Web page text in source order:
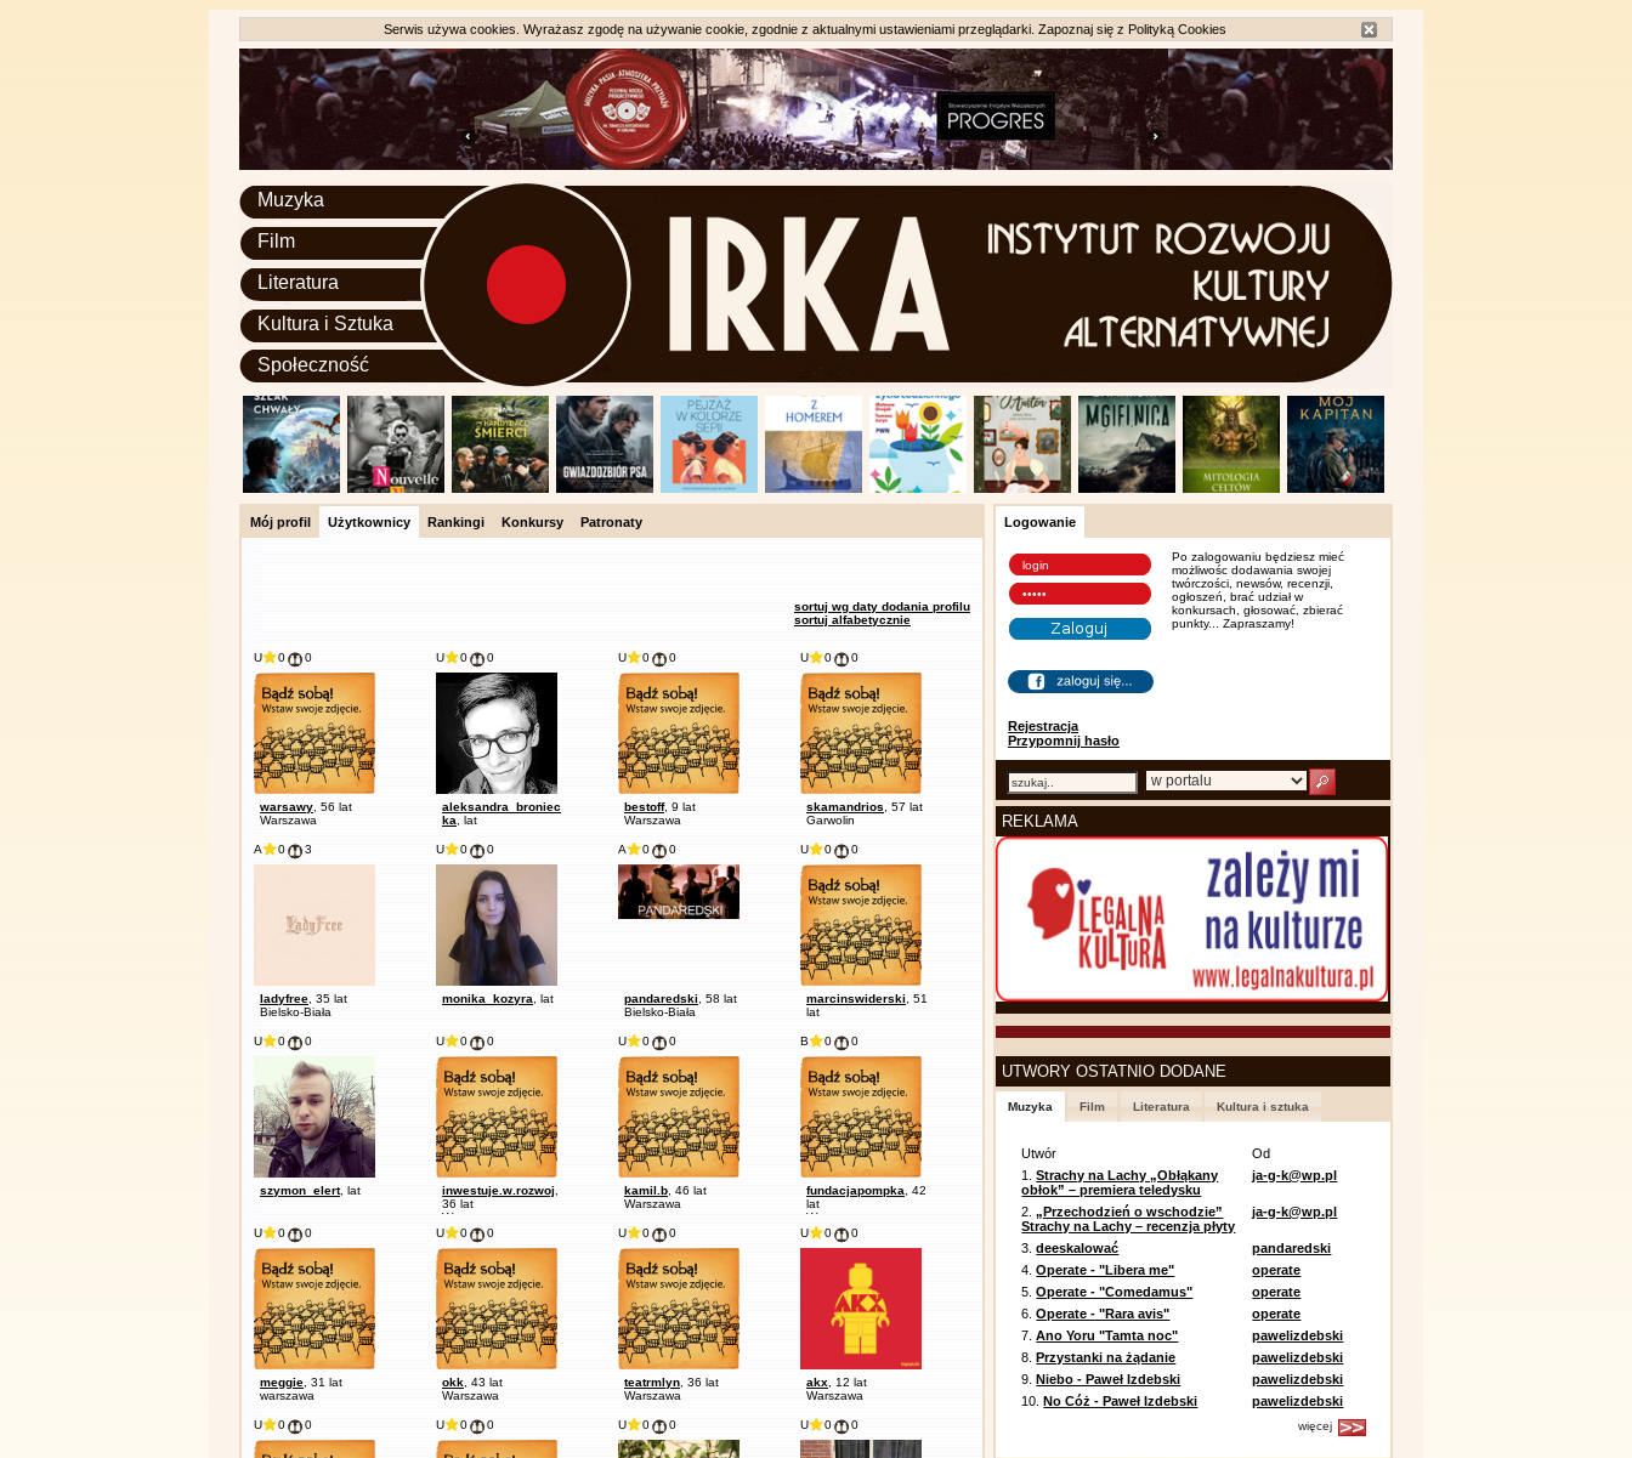
Serwis używa cookies. Wyrażasz zgodę na używanie cookie, zgodnie z aktualnymi ustawieniami przeglądarki. Zapoznaj się z Polityką Cookies
Muzyka
Film
Literatura
Kultura i Sztuka
Społeczność
Mój profil Użytkownicy Rankingi Konkursy Patronaty
sortuj wg daty dodania profilu
sortuj alfabetycznie
U 0 0
warsawy , 56 lat
Warszawa
U 0 0
aleksandra_broniec
ka , lat
U 0 0
bestoff, 9 lat
Warszawa
U 0 0
skamandrios , 57 lat
Garwolin
A 0 3
ladyfree , 35 lat
Bielsko-Biała
U 0 0
monika_kozyra , lat
A 0 0
pandaredski , 58 lat
Bielsko-Biała
U 0 0
marcinswiderski , 51
lat
U 0 0
szymon_elert, lat
U 0 0
inwestuje.w.rozwoj
36 lat
Warszawa
U 0 0
kamil.b , 46 lat
Warszawa
B 0 0
fundacjapompka , 42
lat
Warszawa
U
0 0
meggie , 31 lat
warszawa
U 0 0
okk , 43 lat
Warszawa
U 0 0
teatrmlyn , 36 lat
Warszawa
U 0 0
akx , 12 lat
Warszawa
U 0 0 U 0 0 U 0 0 U 0 0
Logowanie
Rejestracja
Przypomnij hasło
Po zalogowaniu będziesz mieć
możliwośc dodawania swojej
twórczości, newsów, recenzji,
ogłoszeń, brać udział w
konkursach, głosować, zbierać
punkty... Zapraszamy!
REKLAMA
UTWORY OSTATNIO DODANE
Muzyka Film Literatura Kultura i sztuka
Utwór
Od
1.Strachy na Lachy „Obłąkany
obłok” – premiera teledysku
ja-g-k@wp.pl
2.„Przechodzień o wschodzie”
Strachy na Lachy – recenzja płyty
ja-g-k@wp.pl
3.deeskalować
pandaredski
4.Operate - "Libera me"
operate
5.Operate - "Comedamus"
operate
6.Operate - "Rara avis"
operate
7.Ano Yoru "Tamta noc"
pawelizdebski
8.Przystanki na żądanie
pawelizdebski
9.Niebo - Paweł Izdebski
pawelizdebski
10.No Cóż - Paweł Izdebski pawelizdebski
więcej